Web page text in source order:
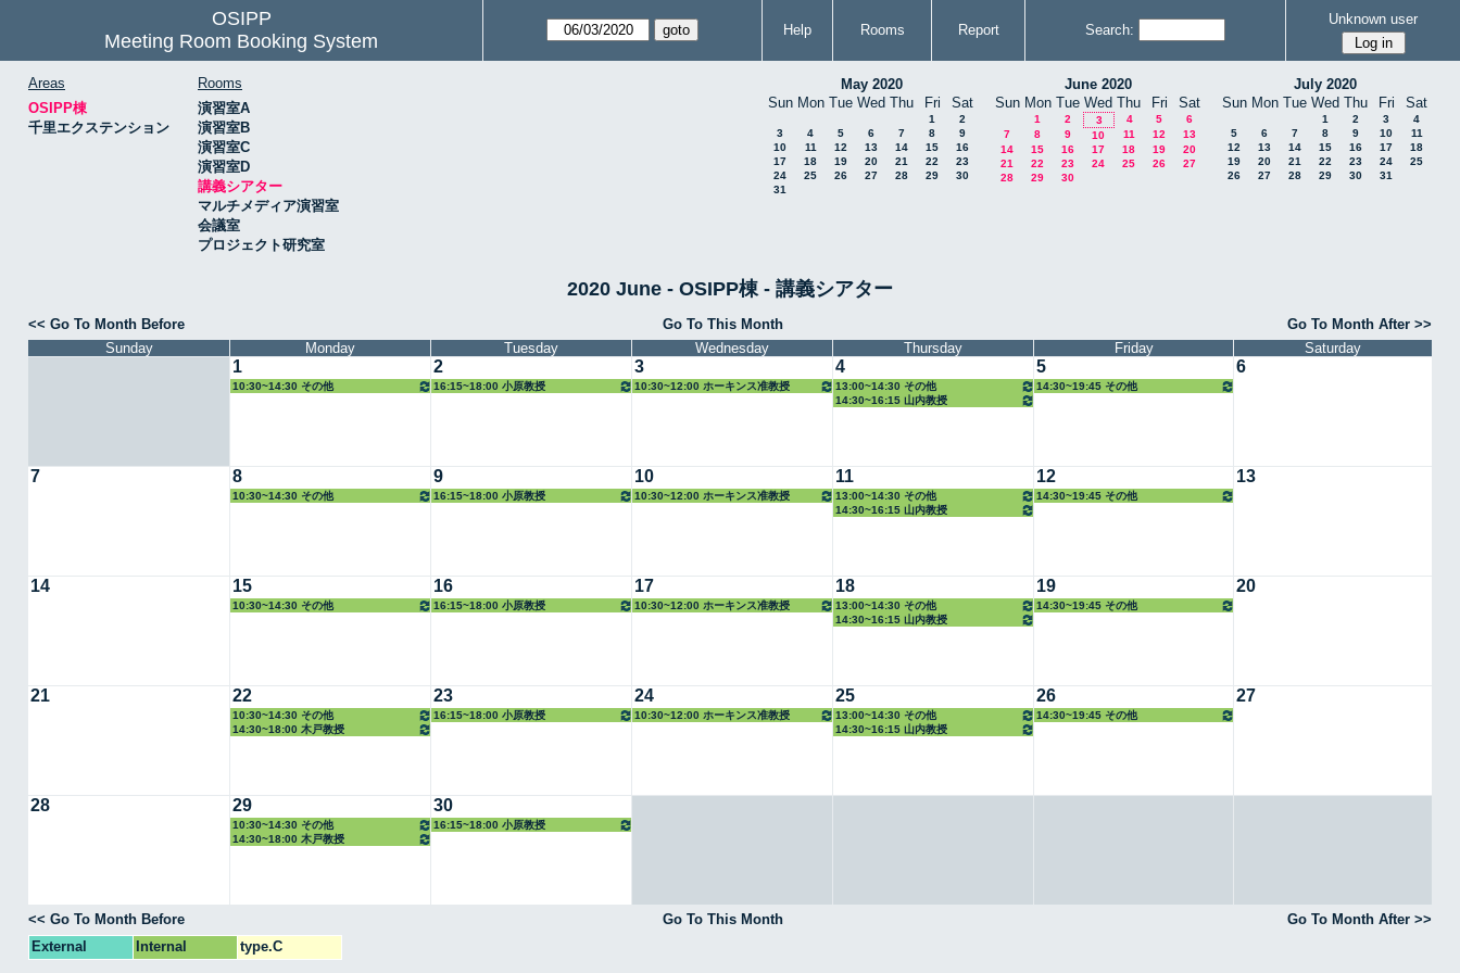
OSIPP
Meeting Room Booking System
Help Rooms Report Search:
Unknown user
Areas
OSIPP棟
千里エクステンション
Rooms
演習室A
演習室B
演習室C
演習室D
講義シアター
マルチメディア演習室
会議室
プロジェクト研究室
May 2020
Sun Mon Tue Wed Thu Fri Sat
1
2
3
4 5 6 7 8
9
10
11 12 13 14 15
16
17
18 19 20 21 22
23
24
25 26 27 28 29
30
31
June 2020
Sun Mon Tue Wed Thu Fri Sat
1 2 3 4 5
6
7
8 9 10 11 12
13
14
15 16 17 18 19
20
21
22 23 24 25 26
27
28
29 30
July 2020
Sun Mon Tue Wed Thu Fri Sat
1 2 3
4
5
6 7 8 9 10
11
12
13 14 15 16 17
18
19
20 21 22 23 24
25
26
27 28 29 30 31
2020 June - OSIPP棟 - 講義シアター
<< Go To Month Before Go To This Month
Go To Month After >>
Sunday
Monday Tuesday Wednesday Thursday Friday Saturday
1
10:30~14:30 その他
2
16:15~18:00 小原教授
3
10:30~12:00 ホーキンス准教授
4
13:00~14:30 その他
14:30~16:15 山内教授
5
14:30~19:45 その他
6
7 8
10:30~14:30 その他
9
16:15~18:00 小原教授
10
10:30~12:00 ホーキンス准教授
11
13:00~14:30 その他
14:30~16:15 山内教授
12
14:30~19:45 その他
13
14 15
10:30~14:30 その他
16
16:15~18:00 小原教授
17
10:30~12:00 ホーキンス准教授
18
13:00~14:30 その他
14:30~16:15 山内教授
19
14:30~19:45 その他
20
21 22
10:30~14:30 その他
14:30~18:00 木戸教授
23
16:15~18:00 小原教授
24
10:30~12:00 ホーキンス准教授
25
13:00~14:30 その他
14:30~16:15 山内教授
26
14:30~19:45 その他
27
28 29
10:30~14:30 その他
14:30~18:00 木戸教授
30
16:15~18:00 小原教授
<< Go To Month Before Go To This Month
Go To Month After >>
External
Internal type.C